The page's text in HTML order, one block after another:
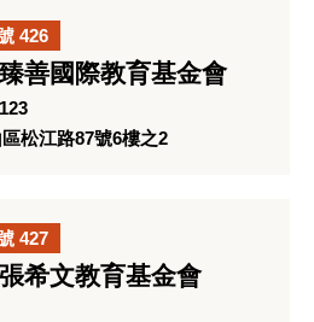
426
善國際教育基金會
松江路87號6樓之2
427
希文教育基金會